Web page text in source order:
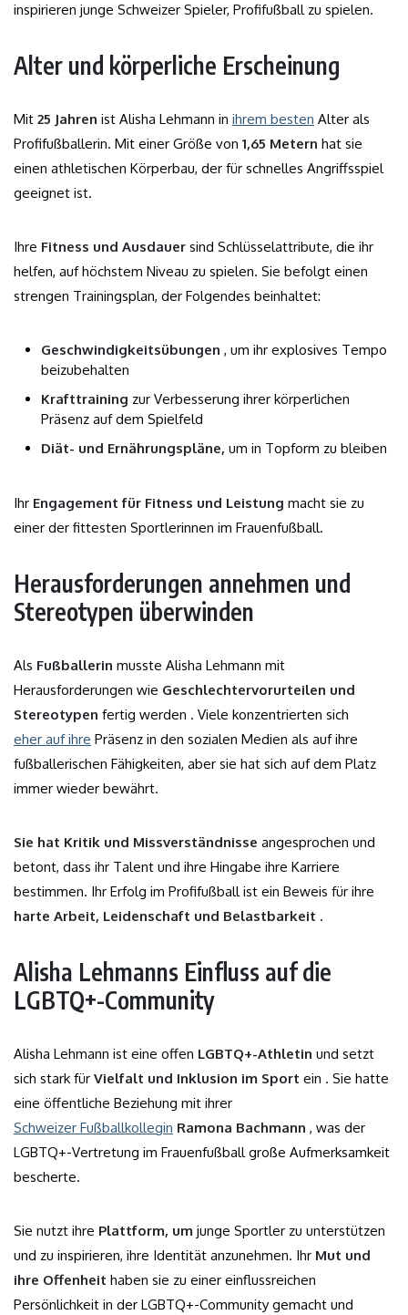
inspirieren junge Schweizer Spieler, Profifußball zu spielen.
Alter und körperliche Erscheinung
Mit 25 Jahren ist Alisha Lehmann in ihrem besten Alter als
Profifußballerin. Mit einer Größe von 1,65 Metern hat sie
einen athletischen Körperbau, der für schnelles Angriffsspiel
geeignet ist.
Ihre Fitness und Ausdauer sind Schlüsselattribute, die ihr
helfen, auf höchstem Niveau zu spielen. Sie befolgt einen
strengen Trainingsplan, der Folgendes beinhaltet:
Geschwindigkeitsübungen , um ihr explosives Tempo
beizubehalten
Krafttraining zur Verbesserung ihrer körperlichen
Präsenz auf dem Spielfeld
Diät- und Ernährungspläne, um in Topform zu bleiben
Ihr Engagement für Fitness und Leistung macht sie zu
einer der fittesten Sportlerinnen im Frauenfußball.
Herausforderungen annehmen und
Stereotypen überwinden
Als Fußballerin musste Alisha Lehmann mit
Herausforderungen wie Geschlechtervorurteilen und
Stereotypen fertig werden . Viele konzentrierten sich
eher auf ihre Präsenz in den sozialen Medien als auf ihre
fußballerischen Fähigkeiten, aber sie hat sich auf dem Platz
immer wieder bewährt.
Sie hat Kritik und Missverständnisse angesprochen und
betont, dass ihr Talent und ihre Hingabe ihre Karriere
bestimmen. Ihr Erfolg im Profifußball ist ein Beweis für ihre
harte Arbeit, Leidenschaft und Belastbarkeit .
Alisha Lehmanns Einfluss auf die
LGBTQ+-Community
Alisha Lehmann ist eine offen LGBTQ+-Athletin und setzt
sich stark für Vielfalt und Inklusion im Sport ein . Sie hatte
eine öffentliche Beziehung mit ihrer
Schweizer Fußballkollegin Ramona Bachmann , was der
LGBTQ+-Vertretung im Frauenfußball große Aufmerksamkeit
bescherte.
Sie nutzt ihre Plattform, um junge Sportler zu unterstützen
und zu inspirieren, ihre Identität anzunehmen. Ihr Mut und
ihre Offenheit haben sie zu einer einflussreichen
Persönlichkeit in der LGBTQ+-Community gemacht und